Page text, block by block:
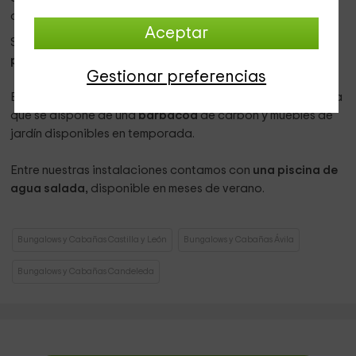
Aceptar
Gestionar preferencias
cafetera y exprimidor, además del menaje de cocina.
Se encuentran una enfrente de la otra y
para las 2 persona
En el
hay una gran zona para estar al aire libre en la
que se dispone de unabarbacoade carbón y muebles de
jardín disponibles en temporada.
Entre nuestras instalaciones contamos con una piscina de
agua salada, disponible en meses de verano.
Bungalows y Cabañas Castilla y León Bungalows y Cabañas Ávila
Bungalows y Cabañas Candeleda